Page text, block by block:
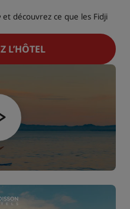
et découvrez ce que les Fidji
L’HÔTEL